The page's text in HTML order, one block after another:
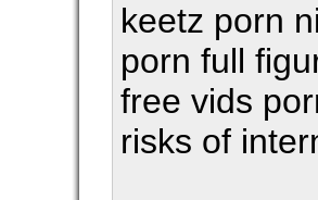
keetz porn
porn full
free vids
risks of